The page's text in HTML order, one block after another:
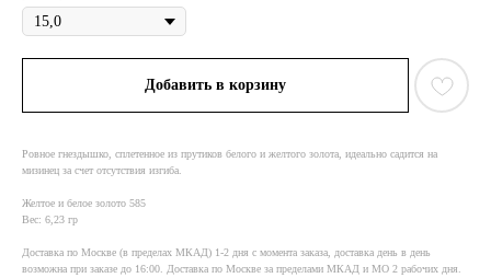
Добавить в корзину
Ровное гнездышко, сплетенное из прутиков белого и желтого золота, идеально садится на
мизинец за счет отсутствия изгиба.
Желтое и белое золото 585
Вес: 6,23 гр
Доставка по Москве (в пределах МКАД) 1-2 дня с момента заказа, доставка день в день
возможна при заказе до 16:00. Доставка по Москве за пределами МКАД и МО 2 рабочих дня.